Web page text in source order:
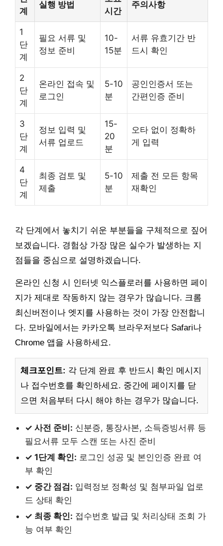
계
실행 방법
시간
주의사항
1
단
계
필요 서류 및
정보 준비
10-
15분
서류 유효기간 반
드시 확인
2
단
계
온라인 접속 및
로그인
5-10
분
공인인증서 또는
간편인증 준비
3
단
계
정보 입력 및
서류 업로드
15-
20
분
오타 없이 정확하
게 입력
4
단
계
최종 검토 및
제출
5-10
분
제출 전 모든 항목
재확인
각 단계에서 놓치기 쉬운 부분들을 구체적으로 짚어
보겠습니다. 경험상 가장 많은 실수가 발생하는 지
점들을 중심으로 설명하겠습니다.
온라인 신청 시 인터넷 익스플로러를 사용하면 페이
지가 제대로 작동하지 않는 경우가 많습니다. 크롬
최신버전이나 엣지를 사용하는 것이 가장 안전합니
다. 모바일에서는 카카오톡 브라우저보다 Safari나
Chrome 앱을 사용하세요.
체크포인트: 각 단계 완료 후 반드시 확인 메시지
나 접수번호를 확인하세요. 중간에 페이지를 닫
으면 처음부터 다시 해야 하는 경우가 많습니다.
✓ 사전 준비: 신분증, 통장사본, 소득증빙서류 등
필요서류 모두 스캔 또는 사진 준비
✓ 1단계 확인: 로그인 성공 및 본인인증 완료 여
부 확인
✓ 중간 점검: 입력정보 정확성 및 첨부파일 업로
드 상태 확인
✓ 최종 확인: 접수번호 발급 및 처리상태 조회 가
능 여부 확인